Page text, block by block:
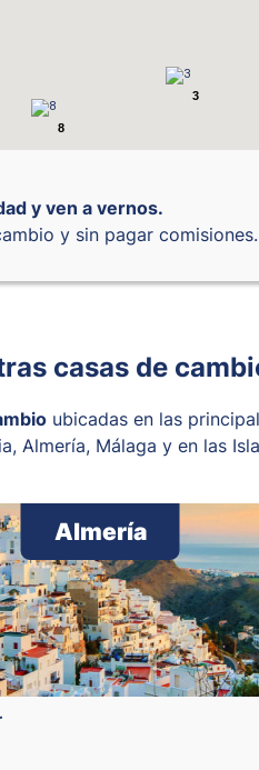
8
3
y ven a vernos.
y sin pagar comisiones.
casas de
ubicadas en las
Almería, Málaga y en las
Almería